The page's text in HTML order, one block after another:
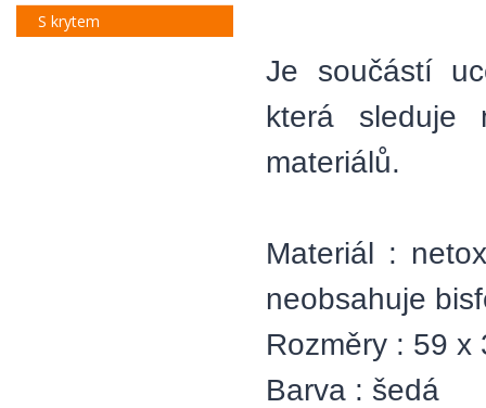
S krytem
Je součástí
která sleduje
materiálů.
Materiál :
neobsahuje
Rozměry : 59 x
Barva : šedá